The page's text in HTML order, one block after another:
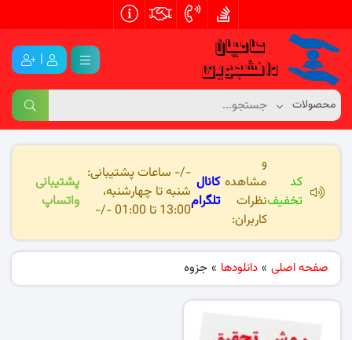
|
کد
تخفیف
و
مشاهده
نظرات
کاربران:
کانال
تلگرام
-/- ساعات پشتیبانی:
شنبه تا چهارشنبه،
13:00 تا 01:00 -/-
پشتیبانی
واتساپ
صفحه اصلی » دانلودها » جزوه